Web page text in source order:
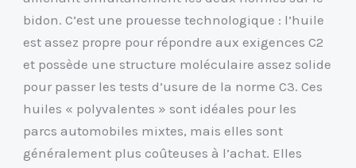
bidon. C’est une prouesse technologique : l’huile
est assez propre pour répondre aux exigences C2
et possède une structure moléculaire assez solide
pour passer les tests d’usure de la norme C3. Ces
huiles « polyvalentes » sont idéales pour les
parcs automobiles mixtes, mais elles sont
généralement plus coûteuses à l’achat. Elles